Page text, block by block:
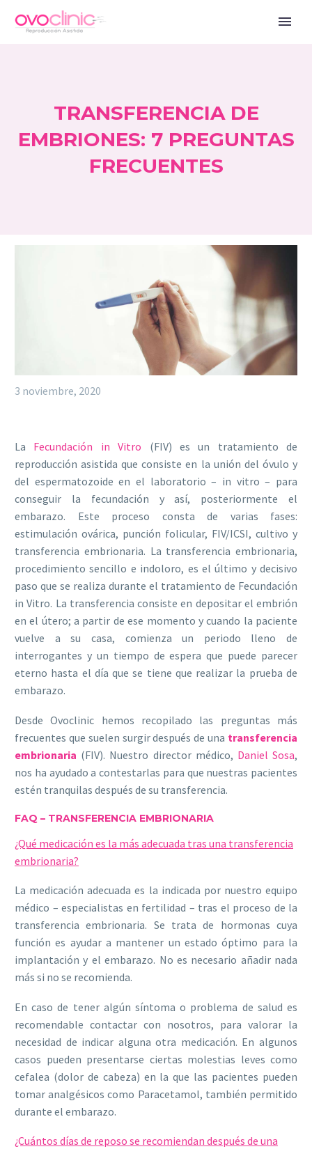
TRANSFERENCIA DE
EMBRIONES: 7 PREGUNTAS
FRECUENTES
3 noviembre, 2020
La Fecundación in Vitro (FIV) es un tratamiento de
reproducción asistida que consiste en la unión del óvulo y
del espermatozoide en el laboratorio – in vitro – para
conseguir la fecundación y así, posteriormente el
embarazo. Este proceso consta de varias fases:
estimulación ovárica, punción folicular, FIV/ICSI, cultivo y
transferencia embrionaria. La transferencia embrionaria,
procedimiento sencillo e indoloro, es el último y decisivo
paso que se realiza durante el tratamiento de Fecundación
in Vitro. La transferencia consiste en depositar el embrión
en el útero; a partir de ese momento y cuando la paciente
vuelve a su casa, comienza un periodo lleno de
interrogantes y un tiempo de espera que puede parecer
eterno hasta el día que se tiene que realizar la prueba de
embarazo.
Desde Ovoclinic hemos recopilado las preguntas más
frecuentes que suelen surgir después de una transferencia
embrionaria (FIV). Nuestro director médico, Daniel Sosa,
nos ha ayudado a contestarlas para que nuestras pacientes
estén tranquilas después de su transferencia.
FAQ – TRANSFERENCIA EMBRIONARIA
¿Qué medicación es la más adecuada tras una transferencia
embrionaria?
La medicación adecuada es la indicada por nuestro equipo
médico – especialistas en fertilidad – tras el proceso de la
transferencia embrionaria. Se trata de hormonas cuya
función es ayudar a mantener un estado óptimo para la
implantación y el embarazo. No es necesario añadir nada
más si no se recomienda.
En caso de tener algún síntoma o problema de salud es
recomendable contactar con nosotros, para valorar la
necesidad de indicar alguna otra medicación. En algunos
casos pueden presentarse ciertas molestias leves como
cefalea (dolor de cabeza) en la que las pacientes pueden
tomar analgésicos como Paracetamol, también permitido
durante el embarazo.
¿Cuántos días de reposo se recomiendan después de una